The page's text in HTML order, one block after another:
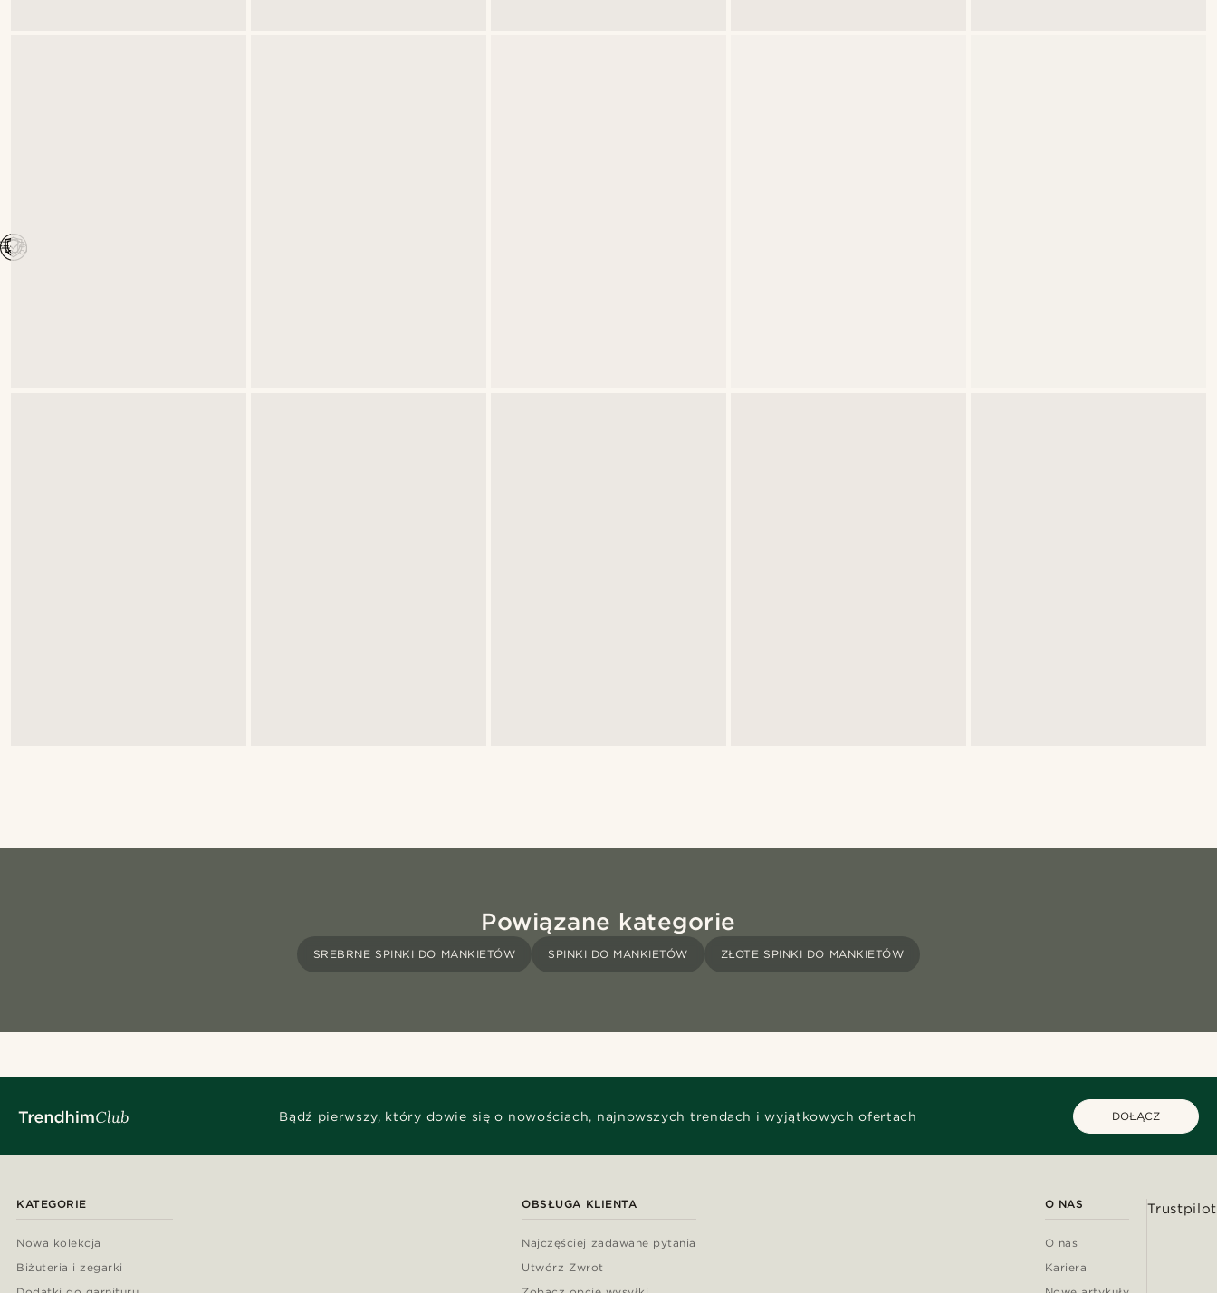
Powiązane kategorie
SREBRNE SPINKI DO MANKIETÓW SPINKI DO MANKIETÓW ZŁOTE SPINKI DO MANKIETÓW
Bądź pierwszy, który dowie się o nowościach, najnowszych trendach i wyjątkowych ofertach DOŁĄCZ
KATEGORIE
Nowa kolekcja
Biżuteria i zegarki
OBSŁUGA KLIENTA
Najczęściej zadawane pytania
Utwórz Zwrot
O NAS
O nas
Kariera
Trustpilot